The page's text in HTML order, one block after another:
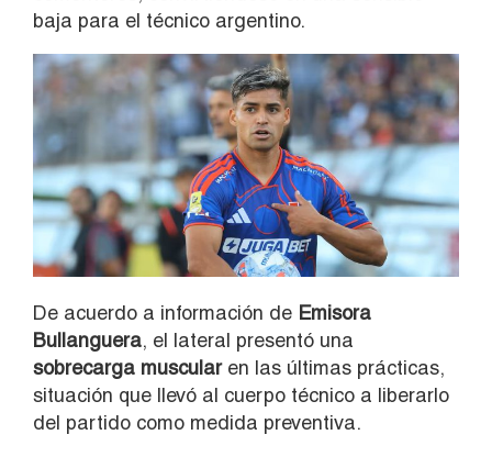
baja para el técnico argentino.
De acuerdo a información de Emisora
Bullanguera, el lateral presentó una
sobrecarga muscularen las últimas prácticas,
situación que llevó al cuerpo técnico a liberarlo
del partido como medida preventiva.